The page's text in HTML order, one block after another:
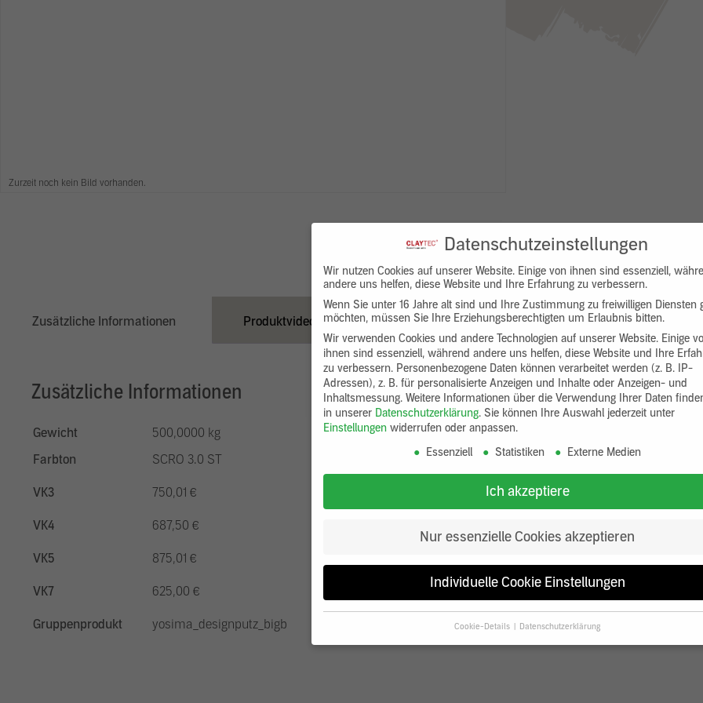
Zurzeit noch kein Bild vorhanden.
Zusätzliche Informationen Produktvideo Downloads Produktbeschreibung
Zusätzliche Informationen
Gewicht
500,0000 kg
Farbton
SCRO 3.0 ST
VK3 750,01 €
VK4 687,50 €
VK5 875,01 €
VK7 625,00 €
Gruppenprodukt yosima_designputz_bigb
Datenschutzeinstellungen
Wir nutzen Cookies auf unserer Website. Einige von ihnen sind essenziell,
andere uns helfen, diese Website und Ihre Erfahrung zu verbessern.
Wenn Sie unter 16 Jahre alt sind und Ihre Zustimmung zu freiwilligen Diensten
möchten, müssen Sie Ihre Erziehungsberechtigten um Erlaubnis bitten.
Wir verwenden Cookies und andere Technologien auf unserer Website. Einige
ihnen sind essenziell, während andere uns helfen, diese Website und Ihre
zu verbessern. Personenbezogene Daten können verarbeitet werden (z. B. IP-
Adressen), z. B. für personalisierte Anzeigen und Inhalte oder Anzeigen- und
Inhaltsmessung. Weitere Informationen über die Verwendung Ihrer Daten
in unserer Datenschutzerklärung. Sie können Ihre Auswahl jederzeit unter
Einstellungen widerrufen oder anpassen.
Essenziell
Statistiken Externe Medien
Ich akzeptiere
Nur essenzielle Cookies akzeptieren
Individuelle Cookie Einstellungen
Cookie-Details Datenschutzerklärung
Datenschutzeinstellungen